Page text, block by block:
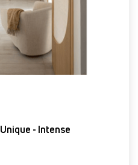
meuble bas sous vasque - Unique - Intense